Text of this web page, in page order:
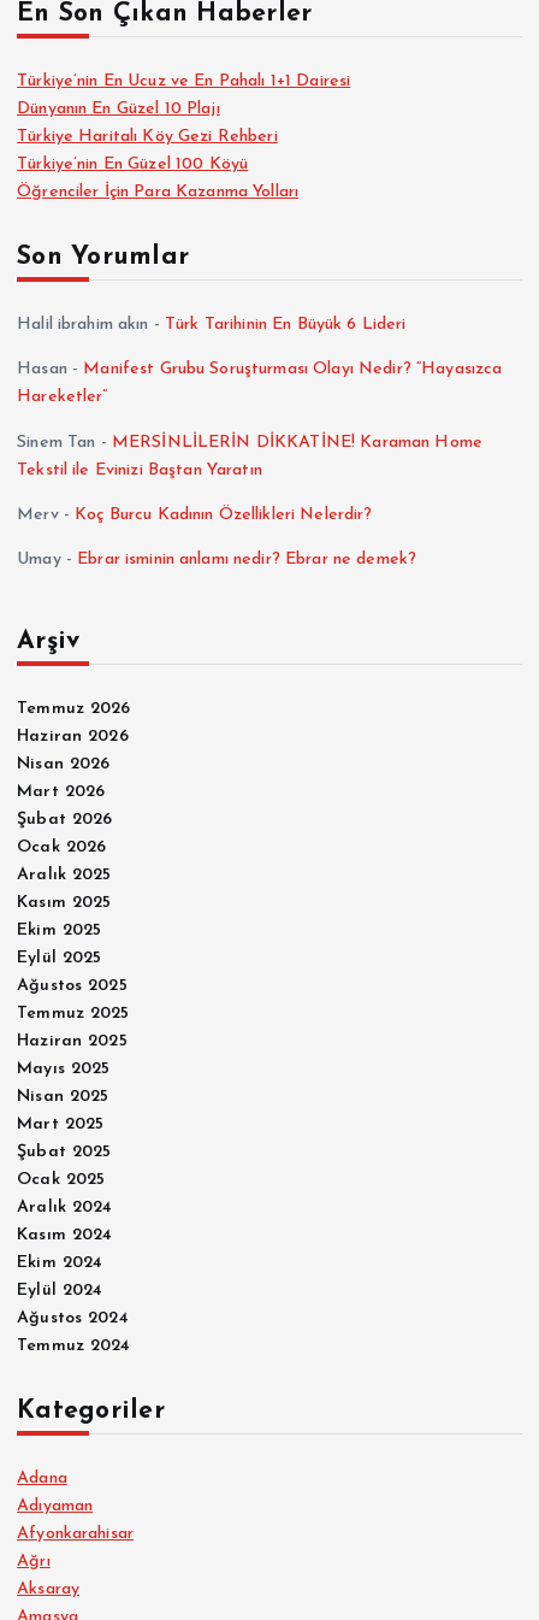
En Son Çıkan Haberler
Türkiye’nin En Ucuz ve En Pahalı 1+1 Dairesi
Dünyanın En Güzel 10 Plajı
Türkiye Haritalı Köy Gezi Rehberi
Türkiye’nin En Güzel 100 Köyü
Öğrenciler İçin Para Kazanma Yolları
Son Yorumlar
Halil ibrahim akın - Türk Tarihinin En Büyük 6 Lideri
Hasan - Manifest Grubu Soruşturması Olayı Nedir? “Hayasızca
Hareketler”
Sinem Tan - MERSİNLİLERİN DİKKATİNE! Karaman Home
Tekstil ile Evinizi Baştan Yaratın
Merv- Koç Burcu Kadının Özellikleri Nelerdir?
Umay- Ebrar isminin anlamı nedir? Ebrar ne demek?
Arşiv
Temmuz 2026
Haziran 2026
Nisan 2026
Mart 2026
Şubat 2026
Ocak 2026
Aralık 2025
Kasım 2025
Ekim 2025
Eylül 2025
Ağustos 2025
Temmuz 2025
Haziran 2025
Mayıs 2025
Nisan 2025
Mart 2025
Şubat 2025
Ocak 2025
Aralık 2024
Kasım 2024
Ekim 2024
Eylül 2024
Ağustos 2024
Temmuz 2024
Kategoriler
Adana
Adıyaman
Afyonkarahisar
Ağrı
Aksaray